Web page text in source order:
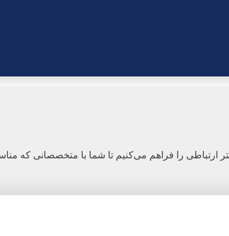
را فراهم می‌کنیم تا شما با متخصصانی که